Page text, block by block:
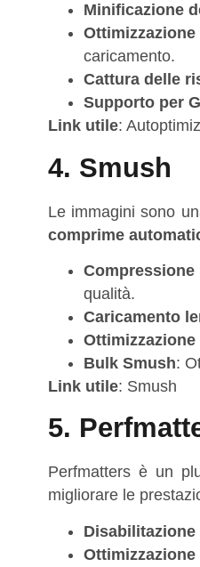
Minificazione
caricamento.
Cattura delle
Supporto per
Link utile:
4. Smush
Le immagini sono
comprime
qualità.
Caricamento
Bulk Smush:
Link utile: Smush
5.
Perfmatters è un
migliorare le